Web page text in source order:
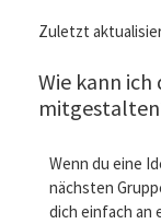
Zuletzt
Wie kann
Wenn du eine
nächsten
dich einfach an